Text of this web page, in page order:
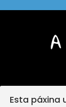
Esta páxina